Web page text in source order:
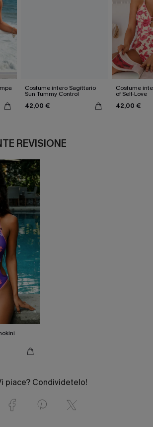
Costume intero Sagittario
Sun Tummy Control
42,00 €
Costume
of Self-Love
42,00 €
REVISIONE
piace? Condividetelo!